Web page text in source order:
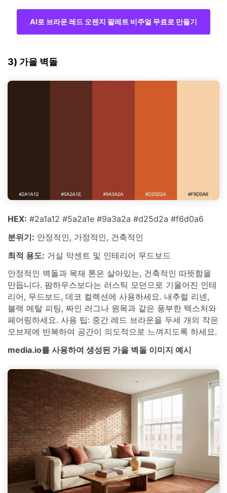
AI로 브라운 레드 오렌지 팔레트 비주얼 무료로 만들기
3) 가을 벽돌
HEX: #2a1a12 #5a2a1e #9a3a2a #d25d2a #f6d0a6
분위기: 안정적인, 가정적인, 건축적인
최적 용도: 거실 악센트 및 인테리어 무드보드
안정적인 벽돌과 목재 톤은 살아있는, 건축적인 따뜻함을
만듭니다. 팜하우스보다는 러스틱 모던으로 기울어진 인테
리어, 무드보드, 데코 컬렉션에 사용하세요. 내추럴 리넨,
블랙 메탈 피팅, 짜인 러그나 원목과 같은 풍부한 텍스처와
페어링하세요. 사용 팁: 중간 레드 브라운을 두세 개의 작은
오브제에 반복하여 공간이 의도적으로 느껴지도록 하세요.
media.io를 사용하여 생성된 가을 벽돌 이미지 예시